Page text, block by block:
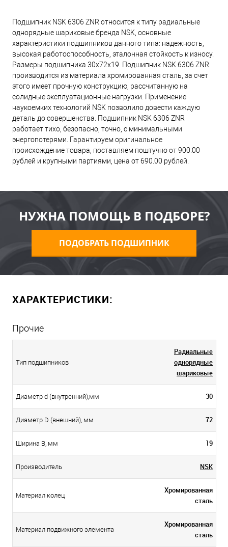
Подшипник NSK 6306 ZNR относится к типу радиальные
однорядные шариковые бренда NSK, основные
характеристики подшипников данного типа: надежность,
высокая работоспособность, эталонная стойкость к износу.
Размеры подшипника 30x72x19. Подшипник NSK 6306 ZNR
производится из материала хромированная сталь, за счет
этого имеет прочную конструкцию, рассчитанную на
солидные эксплуатационные нагрузки. Применение
наукоемких технологий NSK позволило довести каждую
деталь до совершенства. Подшипник NSK 6306 ZNR
работает тихо, безопасно, точно, с минимальными
энергопотерями. Гарантируем оригинальное
происхождение товара, поставляем поштучно от 900.00
рублей и крупными партиями, цена от 690.00 рублей.
НУЖНА ПОМОЩЬ В ПОДБОРЕ?
ПОДОБРАТЬ ПОДШИПНИК
ХАРАКТЕРИСТИКИ:
Прочие
Тип подшипников
Радиальные
однорядные
шариковые
Диаметр d (внутренний),мм 30
Диаметр D (внешний), мм 72
Ширина B, мм 19
Производитель NSK
Материал колец
Хромированная
сталь
Материал подвижного элемента
Хромированная
сталь